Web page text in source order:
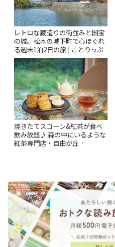
レトロな蔵造りの街並みと国宝
の城。松本の城下町で心ほぐれ
る週末1泊2日の旅 | ことりっぷ
焼きたてスコーン&紅茶が食べ
飲み放題♪ 森の中にいるような
紅茶専門店・自由が丘